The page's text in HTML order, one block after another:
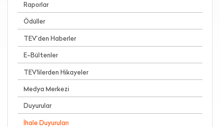
Raporlar
Ödüller
TEV’den Haberler
E-Bültenler
TEV'lilerden Hikayeler
Medya Merkezi
Duyurular
İhale Duyuruları